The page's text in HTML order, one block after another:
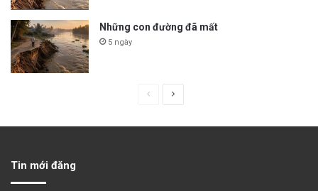
Những con đường đã mất
5 ngày
Tin mới đăng